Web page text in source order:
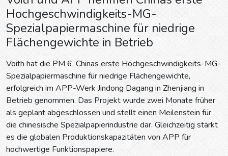
Hochgeschwindigkeits-MG-
Spezialpapiermaschine für niedrige
Flächengewichte in Betrieb
Voith hat die PM 6, Chinas erste Hochgeschwindigkeits-MG-
Spezialpapiermaschine für niedrige Flächengewichte,
erfolgreich im APP-Werk Jindong Dagang in Zhenjiang in
Betrieb genommen. Das Projekt wurde zwei Monate früher
als geplant abgeschlossen und stellt einen Meilenstein für
die chinesische Spezialpapierindustrie dar. Gleichzeitig stärkt
es die globalen Produktionskapazitäten von APP für
hochwertige Funktionspapiere.